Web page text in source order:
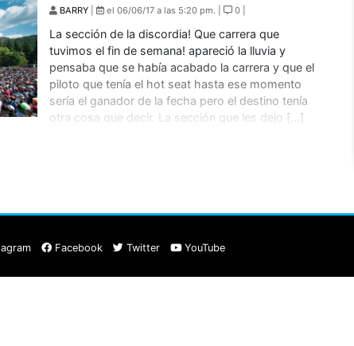
BARRY el 06/06/17 a las 5:20 pm. | 0 |
La sección de la discordia! Que carrera que
tuvimos el fin de semana! apareció la lluvia y
pensaba que se había acabado la carrera y que el
piloto que tenía el hot seat hasta ese momento
sería el ganador de la fecha pero el destino tenía
otra cosa que decir. La sección que les dejo […]
Facebook Twitter YouTube